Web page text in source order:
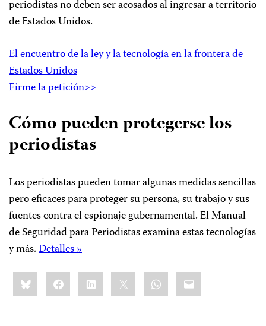
periodistas no deben ser acosados al ingresar a territorio
de Estados Unidos.
El encuentro de la ley y la tecnología en la frontera de
Estados Unidos
Firme la petición>>
Cómo pueden protegerse los
periodistas
Los periodistas pueden tomar algunas medidas sencillas
pero eficaces para proteger su persona, su trabajo y sus
fuentes contra el espionaje gubernamental. El Manual
de Seguridad para Periodistas examina estas tecnologías
y más.Detalles »
Share
this:BlueskyFacebookLinkedIn WhatsApp
Email